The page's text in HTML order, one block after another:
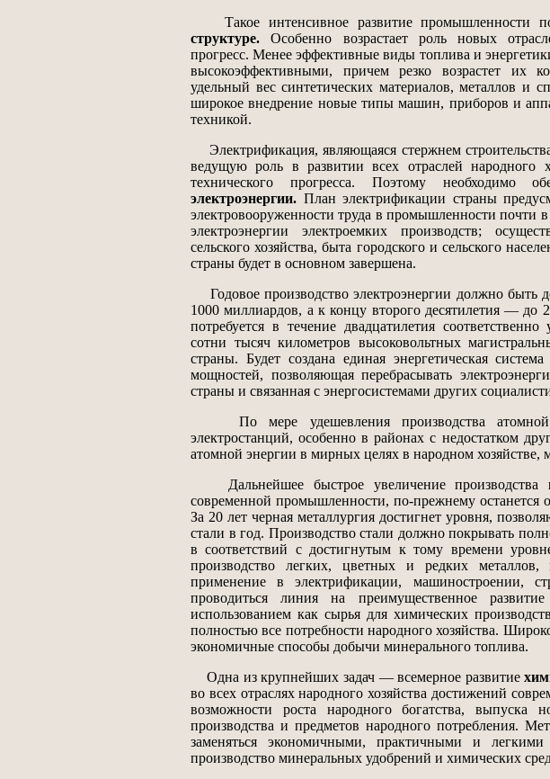
Такое интенсивное развитие промышленности
структуре. Особенно возрастает роль новых
прогресс. Менее эффективные виды топлива и
высокоэффективными, причем резко возрастет их
удельный вес синтетических материалов, металлов и
широкое внедрение новые типы машин, приборов и
техникой.
Электрификация, являющаяся стержнем
ведущую роль в развитии всех отраслей народного
технического прогресса. Поэтому необходимо
электроэнергии. План электрификации страны
электровооруженности труда в промышленности почти
электроэнергии электроемких производств;
сельского хозяйства, быта городского и сельского
страны будет в основном завершена.
Годовое производство электроэнергии должно быть
1000 миллиардов, а к концу второго десятилетия — до
потребуется в течение двадцатилетия
сотни тысяч километров высоковольтных
страны. Будет создана единая энергетическая
мощностей, позволяющая перебрасывать
страны и связанная с энергосистемами других
По мере удешевления производства атомной
электростанций, особенно в районах с недостатком
атомной энергии в мирных целях в народном хозяйстве,
Дальнейшее быстрое увеличение производства
современной промышленности, по-прежнему останется
За 20 лет черная металлургия достигнет уровня,
стали в год. Производство стали должно покрывать
в соответствий с достигнутым к тому времени
производство легких, цветных и редких
применение в электрификации, машиностроении,
проводиться линия на преимущественное
использованием как сырья для химических
полностью все потребности народного хозяйства.
экономичные способы добычи минерального топлива.
Одна из крупнейших задач — всемерное развитие
во всех отраслях народного хозяйства достижений
возможности роста народного богатства,
производства и предметов народного потребления.
заменяться экономичными, практичными и легкими
производство минеральных удобрений и химических